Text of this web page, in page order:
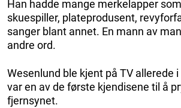
Han hadde mange merkelapper
skuespiller, plateprodusent,
sanger blant annet. En mann av
andre ord.
Wesenlund ble kjent på TV allerede
var en av de første kjendisene til å
fjernsynet.